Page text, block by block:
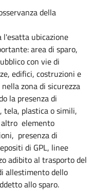
della
l'esatta ubicazione
area di sparo,
con vie di
edifici, costruzioni e
zona di sicurezza
la presenza di
plastica o simili,
elemento
presenza di
di GPL, linee
adibito al trasporto del
allestimento dello
allo sparo.